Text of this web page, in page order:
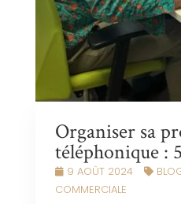
Organiser sa
téléphonique :
9 AOÛT 2024
COMMERCIALE